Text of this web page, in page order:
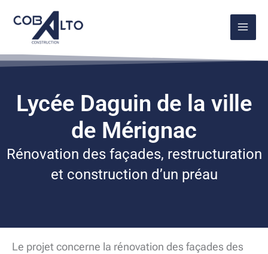
Lycée Daguin de la ville
de Mérignac
Rénovation des façades, restructuration
et construction d’un préau
Le projet concerne la rénovation des façades des